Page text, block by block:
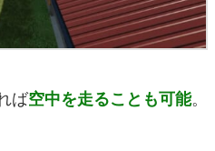
ば空中を走ることも可能。